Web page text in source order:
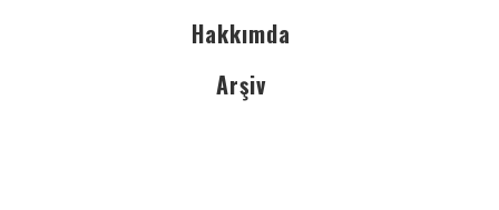
Hakkımda
Arşiv